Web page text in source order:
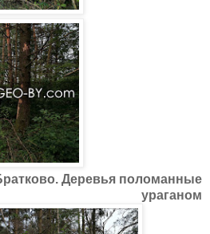
Деревья поломанные
ураганом